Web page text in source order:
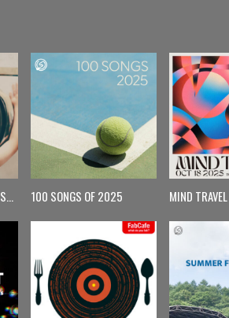
【月曜更新】Monday Spin 100 SONGS OF 2025 MIND TRAVEL